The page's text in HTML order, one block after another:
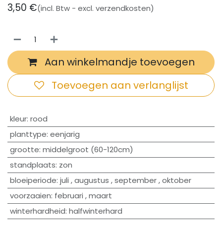
3,50 €(incl. Btw - excl. verzendkosten)
Aan winkelmandje toevoegen
Toevoegen aan verlanglijst
​kleur: rood
planttype: eenjarig
grootte: middelgroot (60-120cm)
standplaats: zon
bloeiperiode: juli ,augustus ,september,oktober
voorzaaien: februari ,maart
winterhardheid: halfwinterhard